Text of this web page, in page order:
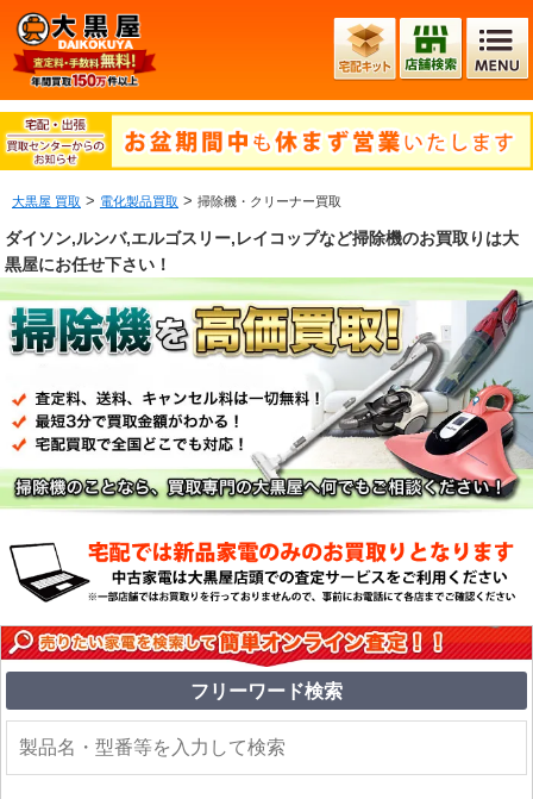
大黒屋 買取 > 電化製品買取 > 掃除機・クリーナー買取
ダイソン,ルンバ,エルゴスリー,レイコップなど掃除機のお買取りは大
黒屋にお任せ下さい！
フリーワード検索